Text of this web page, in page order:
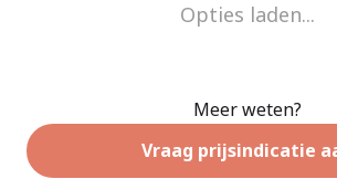
Opties laden...
Meer weten?
Vraag prijsindicatie